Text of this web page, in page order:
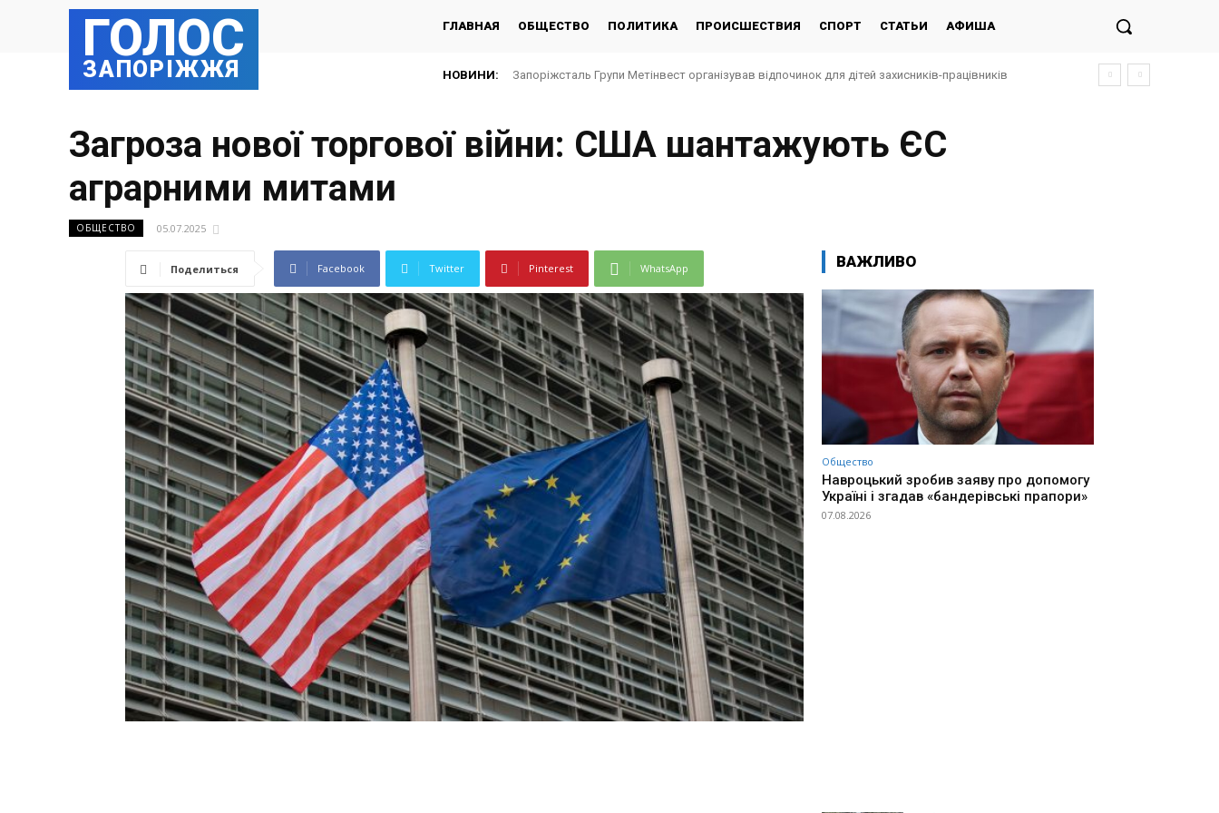
ГОЛОС
ЗАПОРІЖЖЯ
ГЛАВНАЯ ОБЩЕСТВО ПОЛИТИКА ПРОИСШЕСТВИЯ СПОРТ СТАТЬИ АФИША
НОВИНИ: Запоріжсталь Групи Метінвест організував відпочинок для дітей захисників-працівників
Загроза нової торгової війни: США шантажують ЄС
аграрними митами
ОБЩЕСТВО 05.07.2025
Поделиться Facebook Twitter Pinterest WhatsApp ВАЖЛИВО
Общество
Навроцький зробив заяву про допомогу
Україні і згадав «бандерівські прапори»
07.08.2026